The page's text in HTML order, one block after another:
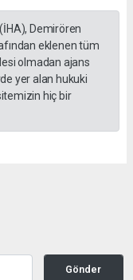
Demirören
eklenen tüm
olmadan ajans
yer alan hukuki
hiç bir
Gönder